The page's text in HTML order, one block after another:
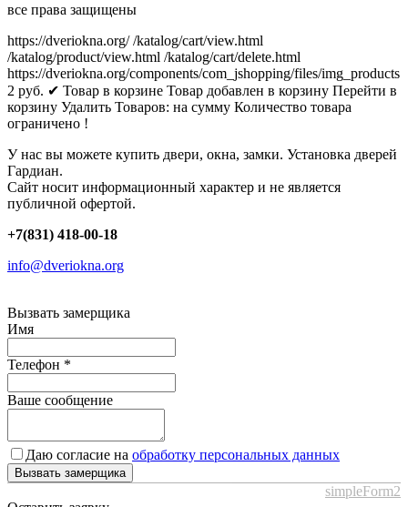
все права защищены
https://dveriokna.org/ /katalog/cart/view.html
/katalog/product/view.html /katalog/cart/delete.html
https://dveriokna.org/components/com_jshopping/files/img_products
2 руб. ✔ Товар в корзине Товар добавлен в корзину Перейти в
корзину Удалить Товаров: на сумму Количество товара
ограничено !
У нас вы можете купить двери, окна, замки. Установка дверей
Гардиан.
Сайт носит информационный характер и не является
публичной офертой.
+7(831) 418-00-18
info@dveriokna.org
Вызвать замерщика
Имя
Телефон *
Ваше сообщение
Даю согласие на обработку персональных данных
Вызвать замерщика
simpleForm2